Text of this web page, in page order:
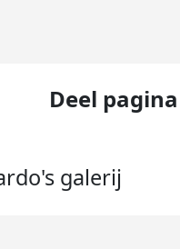
Deel pagina
galerij